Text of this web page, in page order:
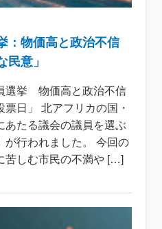
：物価高と政治不信
民意」
選挙 物価高と政治不信
日」 北アフリカの国・
あたる議会の議員を選ぶ
が行われました。 今回の
苦しむ市民の不満や […]